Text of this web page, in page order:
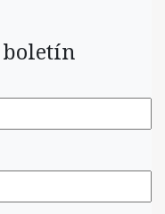
boletín